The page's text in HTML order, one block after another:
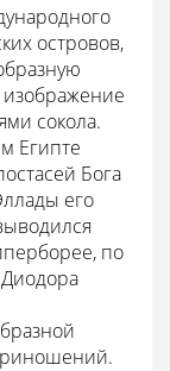
островов,
сокола.
Египте
Бога
его
по